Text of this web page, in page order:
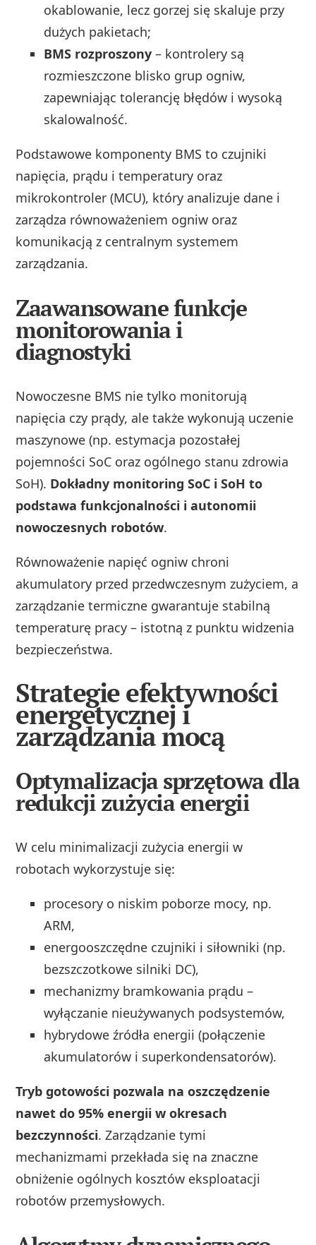
okablowanie, lecz gorzej się skaluje przy
dużych pakietach;
BMS rozproszony – kontrolery są
rozmieszczone blisko grup ogniw,
zapewniając tolerancję błędów i wysoką
skalowalność.
Podstawowe komponenty BMS to czujniki
napięcia, prądu i temperatury oraz
mikrokontroler (MCU), który analizuje dane i
zarządza równoważeniem ogniw oraz
komunikacją z centralnym systemem
zarządzania.
Zaawansowane funkcje
monitorowania i
diagnostyki
Nowoczesne BMS nie tylko monitorują
napięcia czy prądy, ale także wykonują uczenie
maszynowe (np. estymacja pozostałej
pojemności SoC oraz ogólnego stanu zdrowia
SoH). Dokładny monitoring SoC i SoH to
podstawa funkcjonalności i autonomii
nowoczesnych robotów.
Równoważenie napięć ogniw chroni
akumulatory przed przedwczesnym zużyciem, a
zarządzanie termiczne gwarantuje stabilną
temperaturę pracy – istotną z punktu widzenia
bezpieczeństwa.
Strategie efektywności
energetycznej i
zarządzania mocą
Optymalizacja sprzętowa dla
redukcji zużycia energii
W celu minimalizacji zużycia energii w
robotach wykorzystuje się:
procesory o niskim poborze mocy, np.
ARM,
energooszczędne czujniki i siłowniki (np.
bezszczotkowe silniki DC),
mechanizmy bramkowania prądu –
wyłączanie nieużywanych podsystemów,
hybrydowe źródła energii (połączenie
akumulatorów i superkondensatorów).
Tryb gotowości pozwala na oszczędzenie
nawet do 95% energii w okresach
bezczynności. Zarządzanie tymi
mechanizmami przekłada się na znaczne
obniżenie ogólnych kosztów eksploatacji
robotów przemysłowych.